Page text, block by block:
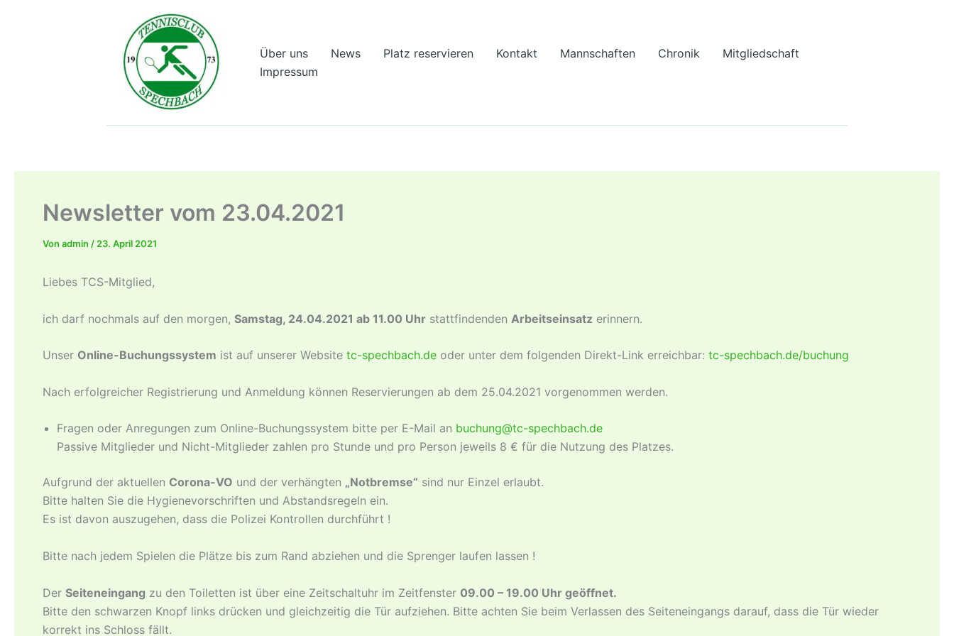
Über uns News Platz reservieren Kontakt Mannschaften Chronik
Mitgliedschaft
Impressum
Newsletter vom 23.04.2021
Von admin / 23. April 2021
Liebes TCS-Mitglied,
ich darf nochmals auf den morgen, Samstag, 24.04.2021 ab 11.00 Uhr stattfindenden Arbeitseinsatz erinnern.
Unser Online-Buchungssystem ist auf unserer Website tc-spechbach.de oder unter dem folgenden Direkt-Link erreichbar: tc-spechbach.de/buchung
Nach erfolgreicher Registrierung und Anmeldung können Reservierungen ab dem 25.04.2021 vorgenommen werden.
Fragen oder Anregungen zum Online-Buchungssystem bitte per E-Mail an buchung@tc-spechbach.de
Passive Mitglieder und Nicht-Mitglieder zahlen pro Stunde und pro Person jeweils 8 € für die Nutzung des Platzes.
Aufgrund der aktuellen Corona-VO und der verhängten „Notbremse“ sind nur Einzel erlaubt.
Bitte halten Sie die Hygienevorschriften und Abstandsregeln ein.
Es ist davon auszugehen, dass die Polizei Kontrollen durchführt !
Bitte nach jedem Spielen die Plätze bis zum Rand abziehen und die Sprenger laufen lassen !
Der Seiteneingang zu den Toiletten ist über eine Zeitschaltuhr im Zeitfenster 09.00 – 19.00 Uhr geöffnet.
Bitte den schwarzen Knopf links drücken und gleichzeitig die Tür aufziehen. Bitte achten Sie beim Verlassen des Seiteneingangs darauf, dass die Tür wieder
korrekt ins Schloss fällt.